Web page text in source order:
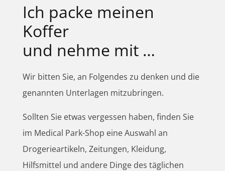
Ich packe meinen
Koffer
und nehme mit …
Wir bitten Sie, an Folgendes zu denken und die
genannten Unterlagen mitzubringen.
Sollten Sie etwas vergessen haben, finden Sie
im Medical Park-Shop eine Auswahl an
Drogerieartikeln, Zeitungen, Kleidung,
Hilfsmittel und andere Dinge des täglichen